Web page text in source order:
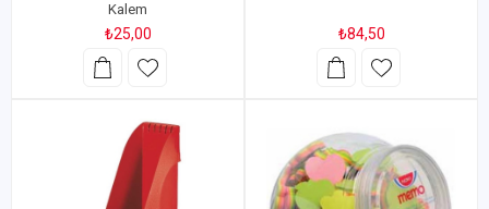
Kalem
₺25,00 ₺84,50